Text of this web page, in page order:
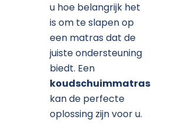
u hoe belangrijk het
is om te slapen op
een matras dat de
juiste ondersteuning
biedt. Een
koudschuimmatras
kan de perfecte
oplossing zijn voor u.